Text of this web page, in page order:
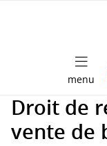
menu
Droit de
vente de